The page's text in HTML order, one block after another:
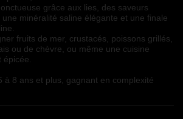
grâce aux lies, des saveurs
minéralité saline élégante et une finale
fruits de mer, crustacés, poissons grillés,
ou de chèvre, ou même une cuisine
à 8 ans et plus, gagnant en complexité